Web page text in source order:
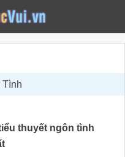
Tình
thuyết ngôn tình